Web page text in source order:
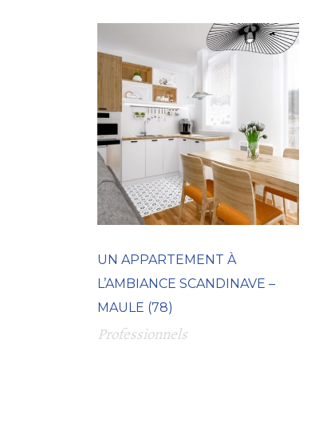
UN APPARTEMENT À
L’AMBIANCE SCANDINAVE –
MAULE (78)
Professionnels